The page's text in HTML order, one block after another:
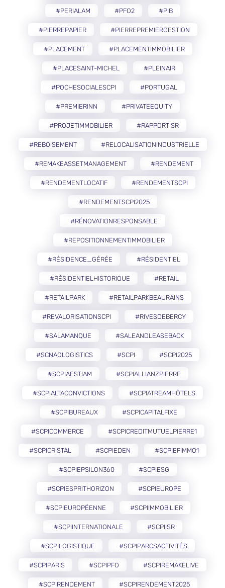
#PERIALAM #PFO2 #PIB
#PIERREPAPIER #PIERREPREMIERGESTION
#PLACEMENT #PLACEMENTIMMOBILIER
#PLACESAINT-MICHEL #PLEINAIR
#POCHESOCIALESCPI #PORTUGAL
#PREMIERINN #PRIVATEEQUITY
#PROJETIMMOBILIER #RAPPORTISR
#REBOISEMENT #RELOCALISATIONINDUSTRIELLE
#REMAKEASSETMANAGEMENT #RENDEMENT
#RENDEMENTLOCATIF #RENDEMENTSCPI
#RENDEMENTSCPI2025
#RÉNOVATIONRESPONSABLE
#REPOSITIONNEMENTIMMOBILIER
#RÉSIDENCE_GÉRÉE #RÉSIDENTIEL
#RÉSIDENTIELHISTORIQUE #RETAIL
#RETAILPARK #RETAILPARKBEAURAINS
#REVALORISATIONSCPI #RIVESDEBERCY
#SALAMANQUE #SALEANDLEASEBACK
#SCNAOLOGISTICS #SCPI #SCPI2025
#SCPIAESTIAM #SCPIALLIANZPIERRE
#SCPIALTACONVICTIONS #SCPIATREAMHÔTELS
#SCPIBUREAUX #SCPICAPITALFIXE
#SCPICOMMERCE #SCPICREDITMUTUELPIERRE1
#SCPICRISTAL #SCPIEDEN #SCPIEFIMMO1
#SCPIEPSILON360 #SCPIESG
#SCPIESPRITHORIZON #SCPIEUROPE
#SCPIEUROPÉENNE #SCPIIMMOBILIER
#SCPIINTERNATIONALE #SCPIISR
#SCPILOGISTIQUE #SCPIPARCSACTIVITÉS
#SCPIPARIS #SCPIPFO #SCPIREMAKELIVE
#SCPIRENDEMENT #SCPIRENDEMENT2025